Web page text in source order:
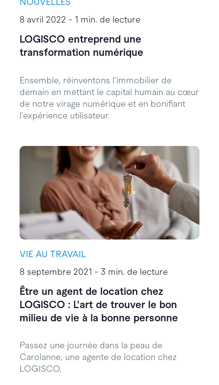
NOUVELLES
8 avril 2022 - 1 min. de lecture
LOGISCO entreprend une
transformation numérique
Ensemble, réinventons l'immobilier de
demain en mettant le capital humain au cœur
de notre virage numérique et en bonifiant
l'expérience utilisateur.
VIE AU TRAVAIL
8 septembre 2021 - 3 min. de lecture
Être un agent de location chez
LOGISCO : L'art de trouver le bon
milieu de vie à la bonne personne
Passez une journée dans la peau de
Carolanne, une agente de location chez
LOGISCO.